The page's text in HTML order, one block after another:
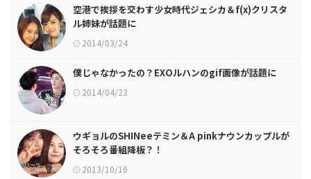
空港で挨拶を交わす少女時代ジェシカ＆f(x)クリスタ
ル姉妹が話題に
2014/03/24
僕じゃなかったの？EXOルハンのgif画像が話題に
2014/04/23
ウギョルのSHINeeテミン＆A pinkナウンカップルが
そろそろ番組降板？！
2013/10/16